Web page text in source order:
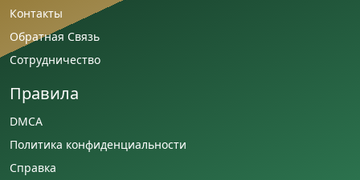
Контакты
Обратная Связь
Сотрудничество
Правила
DMCA
Политика конфиденциальности
Справка